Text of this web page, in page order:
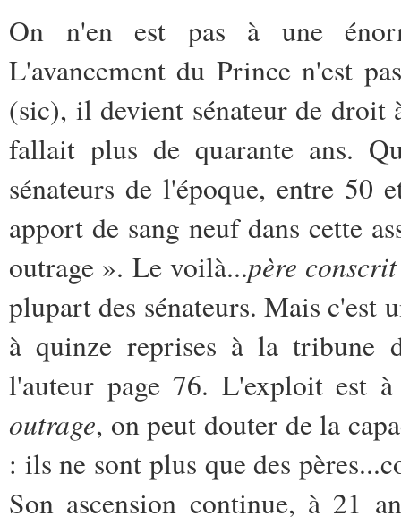
On n'en est pas à une
L'avancement du Prince n'est
(sic), il devient sénateur de droit
fallait plus de quarante ans.
sénateurs de l'époque, entre 50
apport de sang neuf dans cette
outrage ». Le voilà...père conscrit
plupart des sénateurs. Mais
à quinze reprises à la tribune
l'auteur page 76. L'exploit est
outrage, on peut douter de la
: ils ne sont plus que des
Son ascension continue, à 21